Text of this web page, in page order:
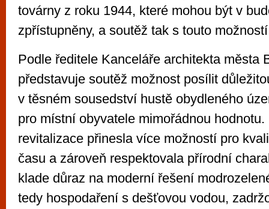
továrny z roku 1944, které mohou být v
zpřístupněny, a soutěž tak s touto
Podle ředitele Kanceláře architekta města
představuje soutěž možnost posílit
v těsném sousedství hustě obydleného
pro místní obyvatele mimořádnou
revitalizace přinesla více možností pro
času a zároveň respektovala přírodní
klade důraz na moderní řešení
tedy hospodaření s dešťovou vodou,